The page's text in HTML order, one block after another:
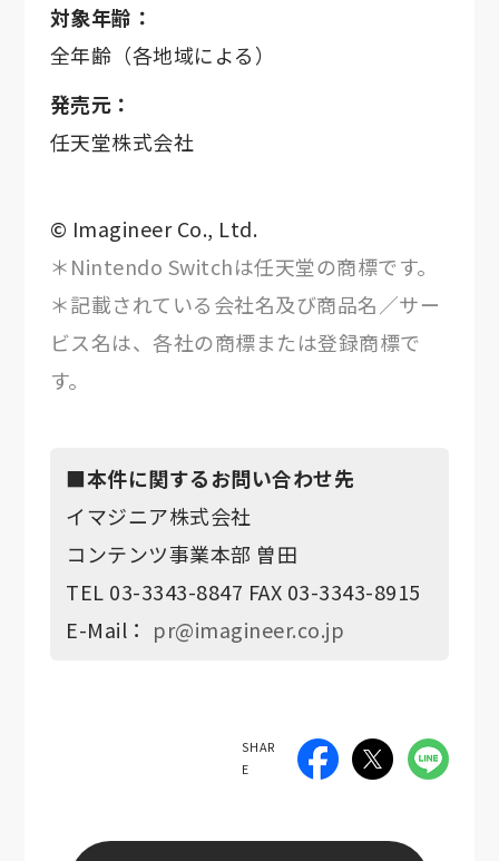
対象年齢：
全年齢（各地域による）
発売元：
任天堂株式会社
© Imagineer Co., Ltd.
＊Nintendo Switchは任天堂の商標です。
＊記載されている会社名及び商品名／サー
ビス名は、各社の商標または登録商標で
す。
■本件に関するお問い合わせ先
イマジニア株式会社
コンテンツ事業本部 曽田
TEL 03-3343-8847 FAX 03-3343-8915
E-Mail： pr@imagineer.co.jp
SHAR
E